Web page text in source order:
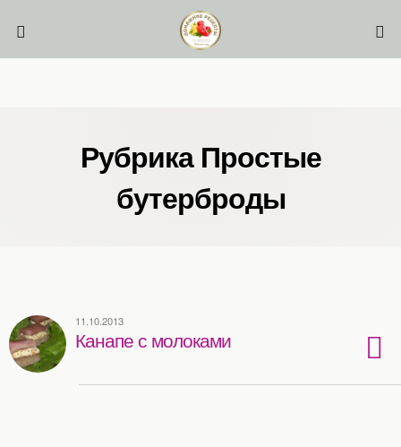
Рубрика Простые
бутерброды
11.10.2013
Канапе с молоками